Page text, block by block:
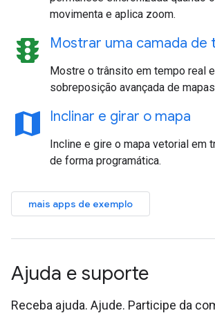
movimenta e aplica zoom.
traffic Mostrar uma camada de
Mostre o trânsito em tempo real
sobreposição avançada de
map Inclinar e girar o mapa
Incline e gire o mapa vetorial em
de forma programática.
mais apps de exemplo
Ajuda e suporte
Receba ajuda. Ajude. Participe da